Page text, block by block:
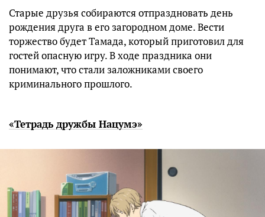
Старые друзья собираются отпраздновать день
рождения друга в его загородном доме. Вести
торжество будет Тамада, который приготовил для
гостей опасную игру. В ходе праздника они
понимают, что стали заложниками своего
криминального прошлого.
«Тетрадь дружбы Нацумэ»